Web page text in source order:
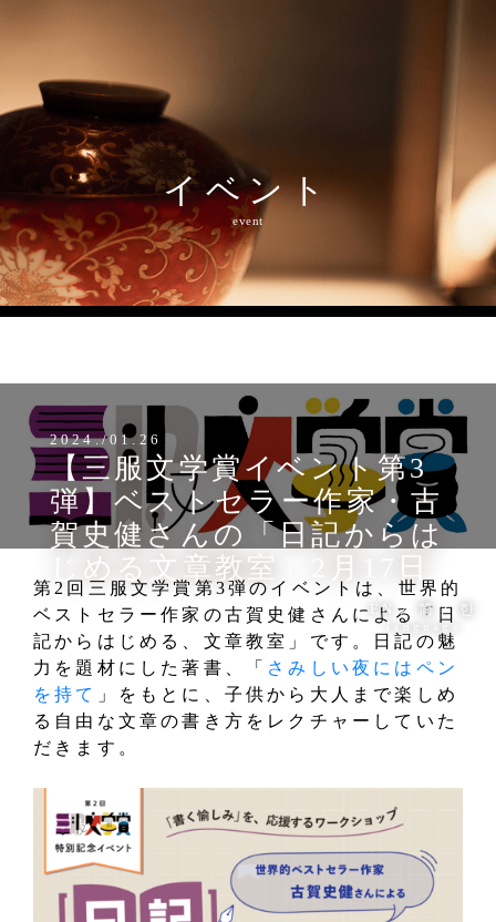
EN 简 한
language
MENU
イベント
event
2024./01.26
【三服文学賞イベント第3
弾】ベストセラー作家・古
賀史健さんの「日記からは
じめる文章教室」2月17日
第2回三服文学賞第3弾のイベントは、世界的
ベストセラー作家の古賀史健さんによる「日
記からはじめる、文章教室」です。日記の魅
力を題材にした著書、「
さみしい夜にはペン
を持て
」をもとに、子供から大人まで楽しめ
る自由な文章の書き方をレクチャーしていた
だきます。